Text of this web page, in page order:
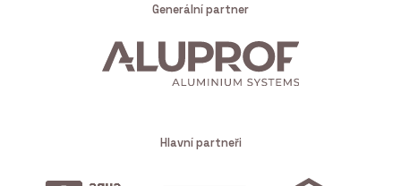
Generální partner
Hlavní partneři